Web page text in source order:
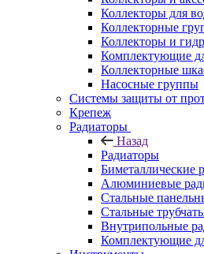
Коллекторы для
Коллекторные
Коллекторы и
Комплектующие
Коллекторные
Насосные группы
Системы защиты от
Крепеж
Радиаторы
Назад
Радиаторы
Биметаллические
Алюминиевые
Стальные
Стальные
Внутрипольные
Комплектующие